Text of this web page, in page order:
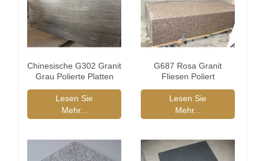
Chinesische G302 Granit
Grau Polierte Platten
Lesen Sie
Mehr...
G687 Rosa Granit
Fliesen Poliert
Lesen Sie
Mehr...